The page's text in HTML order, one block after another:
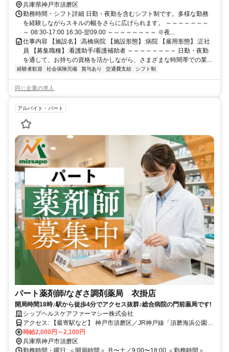
兵庫県神戸市須磨区
勤務時間・シフト詳細 日勤・夜勤を含むシフト制です。多様な勤務
を経験しながらスキルの幅をさらに広げられます。 ～～～～～～～
～ 08:30-17:00 16:30‐翌09:00 ～～～～～～～～ ※夜...
仕事内容 【施設名】:高橋病院 【施設形態】:病院 【雇用形態】:正社
員 【募集職種】:看護助手/看護補助者 ～～～～～～～～ 日勤・夜勤
を通して、お持ちの資格を活かしながら、さまざまな時間帯での業...
経験者歓迎 社会保険完備 賞与あり 交通費支給 シフト制
同じ企業の求人
アルバイト・パート
パート薬剤師/なぎさ調剤薬局 衣掛店
開局時間18時♪駅から徒歩4分でアクセス抜群♪総合病院の門前薬局です!
シップヘルスケアファーマシー株式会社
アクセス: 【最寄駅など】 神戸市須磨区／JR神戸線「須磨海浜公園
駅」 マイカー通勤不可
時給2,000円～2,100円
兵庫県神戸市須磨区
勤務時間・曜日: ＜開局時間＞ 月〜土／9:00〜18:00 ＜勤務時間＞